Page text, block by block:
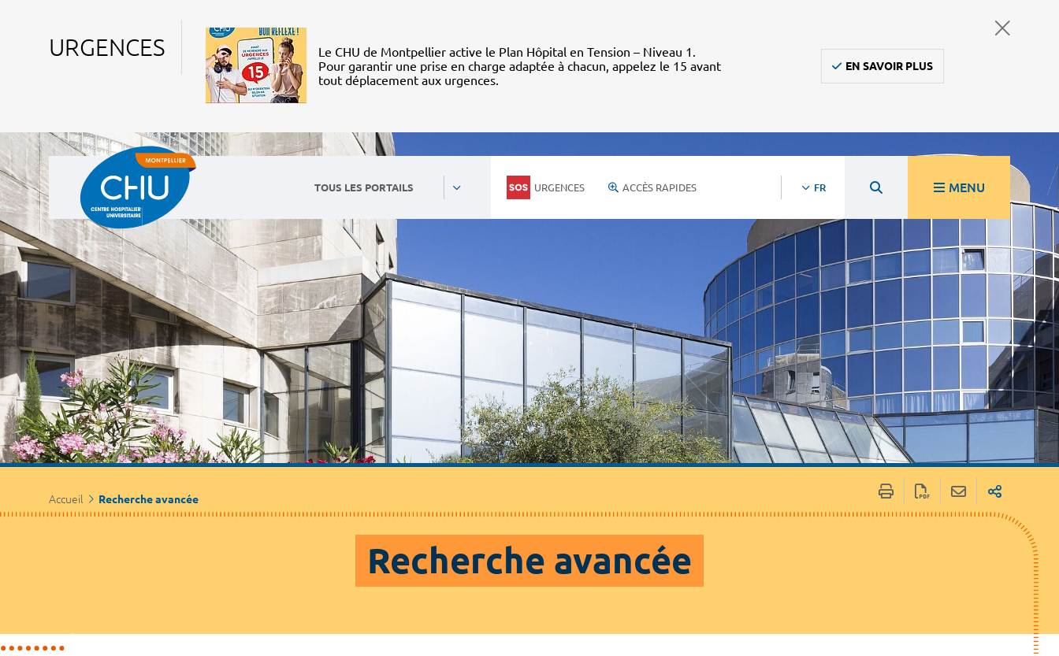
URGENCES
Le CHU de Montpellier active le Plan Hôpital en Tension – Niveau 1.
Pour garantir une prise en charge adaptée à chacun, appelez le 15 avant
tout déplacement aux urgences.
EN SAVOIR PLUS
TOUS LES PORTAILS URGENCES ACCÈS RAPIDES FR MENU
Accueil Recherche avancée
Recherche avancée